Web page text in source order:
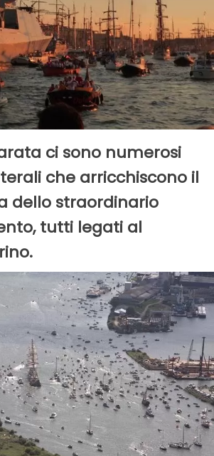
ci sono numerosi
che arricchiscono il
dello straordinario
tutti legati al